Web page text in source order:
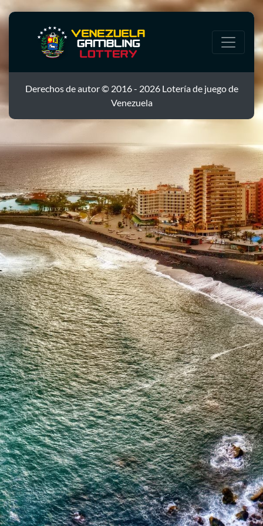
Derechos de autor © 2016 - 2026 Lotería de juego de
Venezuela